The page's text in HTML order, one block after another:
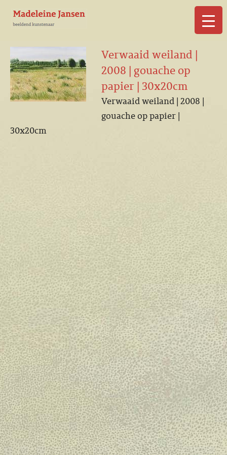
Verwaaid weiland |
2008 | gouache op
papier | 30x20cm
Verwaaid weiland | 2008 |
gouache op papier |
30x20cm